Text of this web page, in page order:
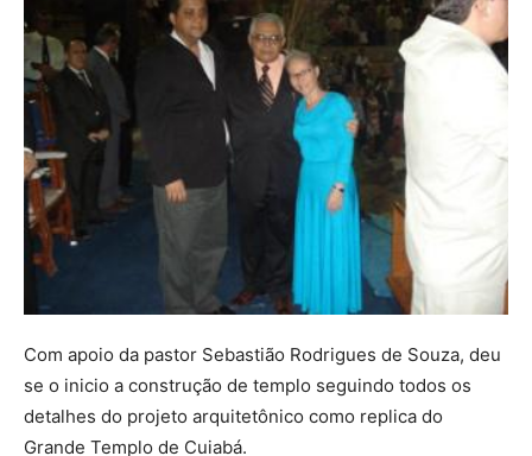
Com apoio da pastor Sebastião Rodrigues de Souza, deu
se o inicio a construção de templo seguindo todos os
detalhes do projeto arquitetônico como replica do
Grande Templo de Cuiabá.